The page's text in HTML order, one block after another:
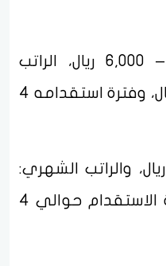
• سائق مصري: 5,000 – 6,000 ريال، الراتب
الشهري: 1,500 – 1,800 ريال، وفترة استقدامه 4
• سائق فيتنامي: 7,000 ريال، والراتب الشهري:
1,800 – 2,200 ريال، ومدة الاستقدام حوالي 4